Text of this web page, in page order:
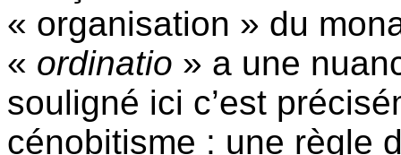
« organisation » du
« ordinatio » a une
souligné ici c’est
cénobitisme : une règle